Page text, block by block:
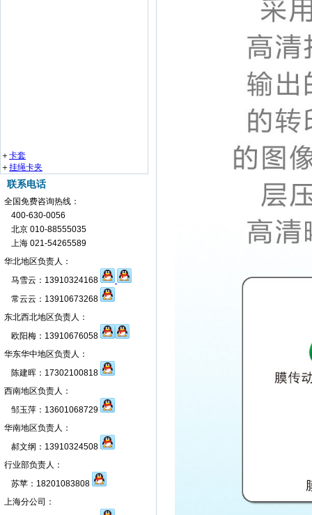
＋卡套
＋挂绳卡夹
联系电话
全国免费咨询热线：
400-630-0056
北京 010-88555035
上海 021-54265589
华北地区负责人：
马雪云：13910324168
常云云：13910673268
东北西北地区负责人：
欧阳梅：13910676058
华东华中地区负责人：
陈建晖：17302100818
西南地区负责人：
邹玉萍：13601068729
华南地区负责人：
郝文纲：13910324508
行业部负责人：
苏苹：18201083808
上海分公司：